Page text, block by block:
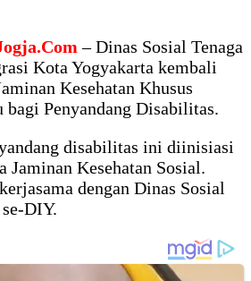
– Dinas Sosial Tenaga
Kota Yogyakarta kembali
Kesehatan Khusus
bagi Penyandang Disabilitas.
disabilitas ini diinisiasi
Jaminan Kesehatan Sosial.
dengan Dinas Sosial
DIY.